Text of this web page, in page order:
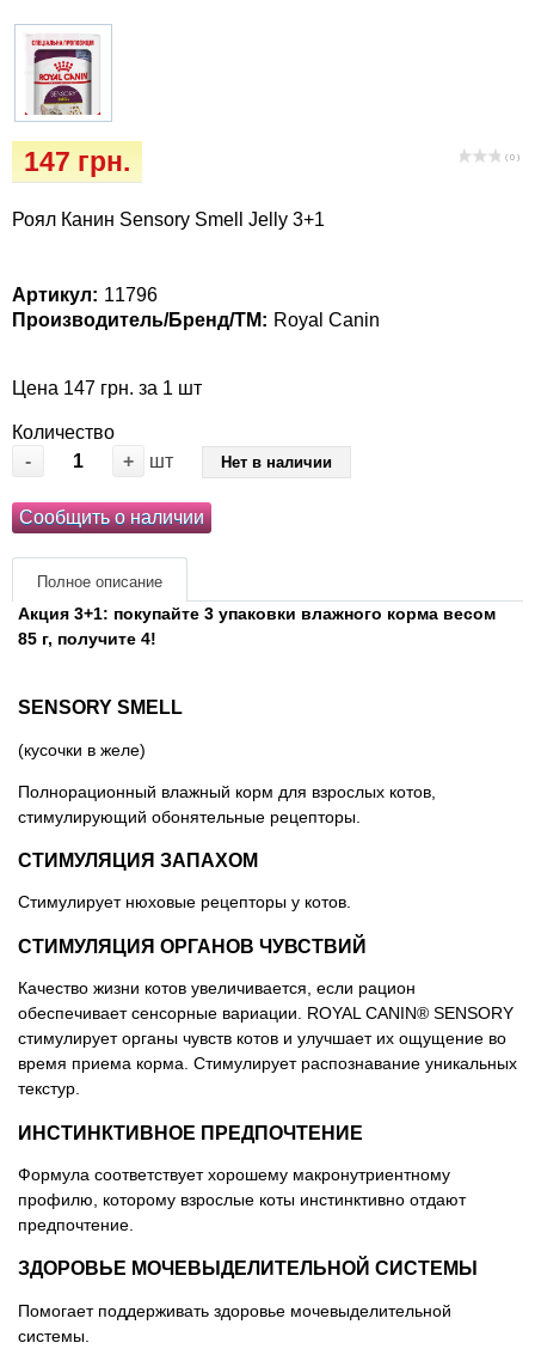
( 0 )
147 грн.
Роял Канин Sensory Smell Jelly 3+1
Артикул: 11796
Производитель/Бренд/ТМ: Royal Canin
Цена 147 грн. за 1 шт
Количество
-
+ шт Нет в наличии
Сообщить о наличии
Полное описание
Акция 3+1: покупайте 3 упаковки влажного корма весом
85 г, получите 4!
SENSORY SMELL
(кусочки в желе)
Полнорационный влажный корм для взрослых котов,
стимулирующий обонятельные рецепторы.
СТИМУЛЯЦИЯ ЗАПАХОМ
Стимулирует нюховые рецепторы у котов.
СТИМУЛЯЦИЯ ОРГАНОВ ЧУВСТВИЙ
Качество жизни котов увеличивается, если рацион
обеспечивает сенсорные вариации. ROYAL CANIN® SENSORY
стимулирует органы чувств котов и улучшает их ощущение во
время приема корма. Стимулирует распознавание уникальных
текстур.
ИНСТИНКТИВНОЕ ПРЕДПОЧТЕНИЕ
Формула соответствует хорошему макронутриентному
профилю, которому взрослые коты инстинктивно отдают
предпочтение.
ЗДОРОВЬЕ МОЧЕВЫДЕЛИТЕЛЬНОЙ СИСТЕМЫ
Помогает поддерживать здоровье мочевыделительной
системы.
Ласощі та корма
Vet Diet Canine Wet – ветеринарные диеты
для собак
Лежаки, домики, охлаждая коврики
Миски, автокормушки, поилки
Переноски, сумки, клетки
расходные материалы
Подарочные сертификаты
Товары для голубей
Товары для грызунов
Товары для лошадей
Товары для людей
Хозряд - хозтовары оптом
Популярные зоотовары